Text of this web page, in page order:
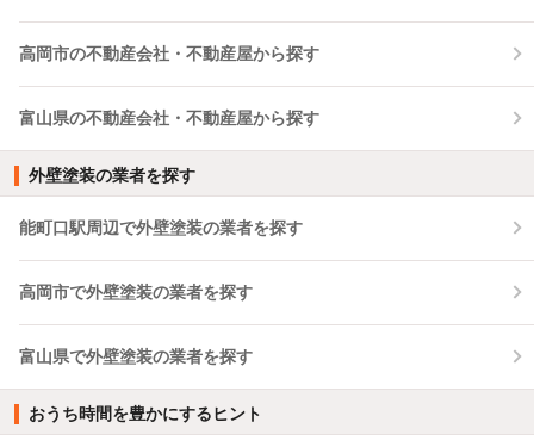
高岡市の不動産会社・不動産屋から探す
富山県の不動産会社・不動産屋から探す
外壁塗装の業者を探す
能町口駅周辺で外壁塗装の業者を探す
高岡市で外壁塗装の業者を探す
富山県で外壁塗装の業者を探す
おうち時間を豊かにするヒント